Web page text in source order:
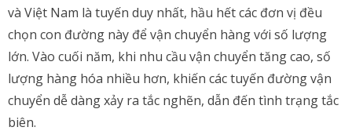
và Việt Nam là tuyến duy nhất, hầu hết các đơn vị đều
chọn con đường này để vận chuyển hàng với số lượng
lớn. Vào cuối năm, khi nhu cầu vận chuyển tăng cao, số
lượng hàng hóa nhiều hơn, khiến các tuyến đường vận
chuyển dễ dàng xảy ra tắc nghẽn, dẫn đến tình trạng tắc
biên.